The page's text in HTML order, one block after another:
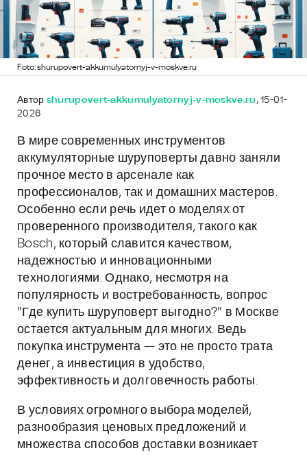
Foto: shurupovert-akkumulyatornyj-v-moskve.ru
Автор shurupovert-akkumulyatornyj-v-moskve.ru , 15-01-
2026
В мире современных инструментов
аккумуляторные шуруповерты давно заняли
прочное место в арсенале как
профессионалов, так и домашних мастеров.
Особенно если речь идет о моделях от
проверенного производителя, такого как
Bosch, который славится качеством,
надежностью и инновационными
технологиями. Однако, несмотря на
популярность и востребованность, вопрос
"Где купить шуруповерт выгодно?" в Москве
остается актуальным для многих. Ведь
покупка инструмента — это не просто трата
денег, а инвестиция в удобство,
эффективность и долговечность работы.
В условиях огромного выбора моделей,
разнообразия ценовых предложений и
множества способов доставки возникает